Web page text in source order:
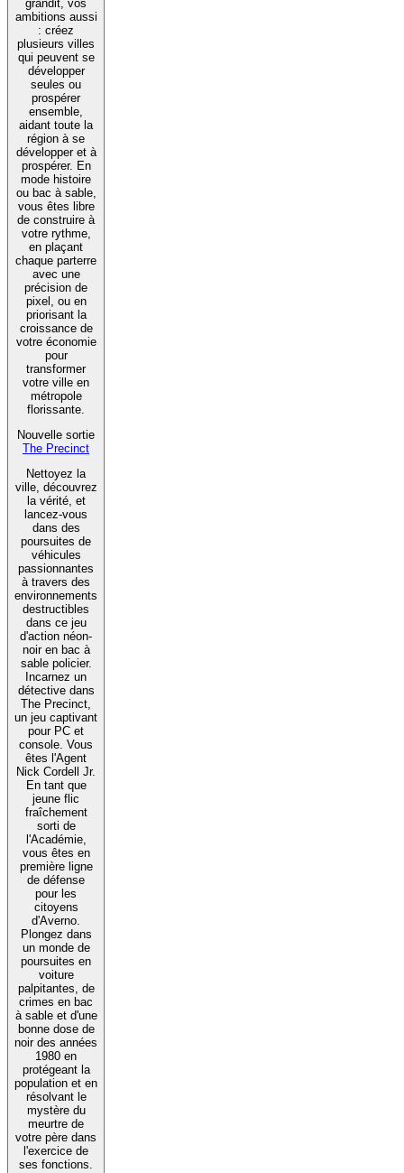
grandit, vos
ambitions aussi
: créez
plusieurs villes
qui peuvent se
développer
seules ou
prospérer
ensemble,
aidant toute la
région à se
développer et à
prospérer. En
mode histoire
ou bac à sable,
vous êtes libre
de construire à
votre rythme,
en plaçant
chaque parterre
avec une
précision de
pixel, ou en
priorisant la
croissance de
votre économie
pour
transformer
votre ville en
métropole
florissante.
Nouvelle sortie
The Precinct
Nettoyez la
ville, découvrez
la vérité, et
lancez-vous
dans des
poursuites de
véhicules
passionnantes
à travers des
environnements
destructibles
dans ce jeu
d'action néon-
noir en bac à
sable policier.
Incarnez un
détective dans
The Precinct,
un jeu captivant
pour PC et
console. Vous
êtes l'Agent
Nick Cordell Jr.
En tant que
jeune flic
fraîchement
sorti de
l'Académie,
vous êtes en
première ligne
de défense
pour les
citoyens
d'Averno.
Plongez dans
un monde de
poursuites en
voiture
palpitantes, de
crimes en bac
à sable et d'une
bonne dose de
noir des années
1980 en
protégeant la
population et en
résolvant le
mystère du
meurtre de
votre père dans
l'exercice de
ses fonctions.